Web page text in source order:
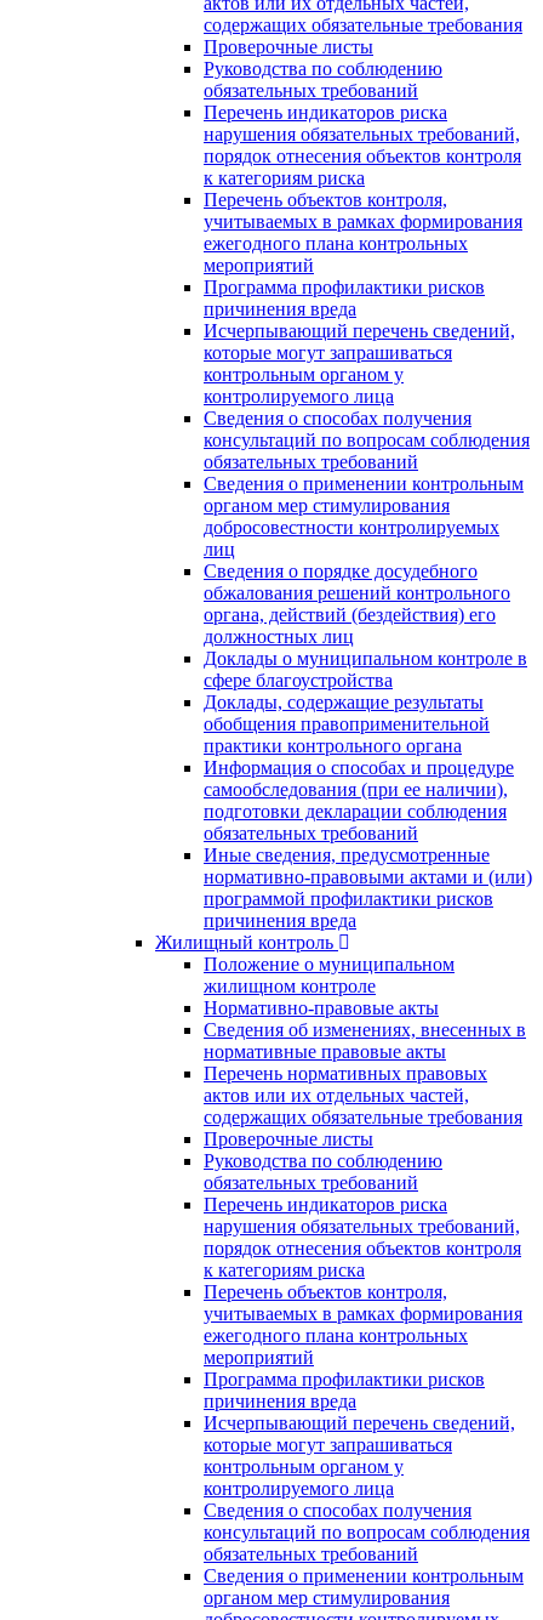
содержащих обязательные требования
Проверочные листы
Руководства по соблюдению
обязательных требований
Перечень индикаторов риска
нарушения обязательных требований,
порядок отнесения объектов контроля
к категориям риска
Перечень объектов контроля,
учитываемых в рамках формирования
ежегодного плана контрольных
мероприятий
Программа профилактики рисков
причинения вреда
Исчерпывающий перечень сведений,
которые могут запрашиваться
контрольным органом у
контролируемого лица
Сведения о способах получения
консультаций по вопросам соблюдения
обязательных требований
Сведения о применении контрольным
органом мер стимулирования
добросовестности контролируемых
лиц
Сведения о порядке досудебного
обжалования решений контрольного
органа, действий (бездействия) его
должностных лиц
Доклады о муниципальном контроле в
сфере благоустройства
Доклады, содержащие результаты
обобщения правоприменительной
практики контрольного органа
Информация о способах и процедуре
самообследования (при ее наличии),
подготовки декларации соблюдения
обязательных требований
Иные сведения, предусмотренные
нормативно-правовыми актами и (или)
программой профилактики рисков
причинения вреда
Жилищный контроль
Положение о муниципальном
жилищном контроле
Нормативно-правовые акты
Сведения об изменениях, внесенных в
нормативные правовые акты
Перечень нормативных правовых
актов или их отдельных частей,
содержащих обязательные требования
Проверочные листы
Руководства по соблюдению
обязательных требований
Перечень индикаторов риска
нарушения обязательных требований,
порядок отнесения объектов контроля
к категориям риска
Перечень объектов контроля,
учитываемых в рамках формирования
ежегодного плана контрольных
мероприятий
Программа профилактики рисков
причинения вреда
Исчерпывающий перечень сведений,
которые могут запрашиваться
контрольным органом у
контролируемого лица
Сведения о способах получения
консультаций по вопросам соблюдения
обязательных требований
Сведения о применении контрольным
органом мер стимулирования